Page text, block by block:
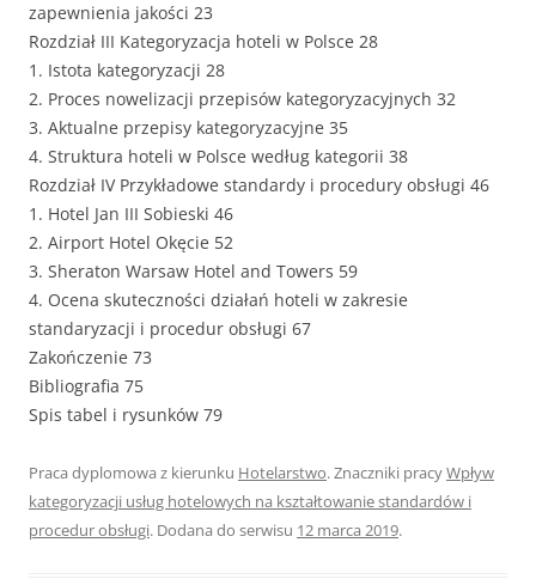
zapewnienia jakości 23
Rozdział III Kategoryzacja hoteli w Polsce 28
1. Istota kategoryzacji 28
2. Proces nowelizacji przepisów kategoryzacyjnych 32
3. Aktualne przepisy kategoryzacyjne 35
4. Struktura hoteli w Polsce według kategorii 38
Rozdział IV Przykładowe standardy i procedury obsługi 46
1. Hotel Jan III Sobieski 46
2. Airport Hotel Okęcie 52
3. Sheraton Warsaw Hotel and Towers 59
4. Ocena skuteczności działań hoteli w zakresie
standaryzacji i procedur obsługi 67
Zakończenie 73
Bibliografia 75
Spis tabel i rysunków 79
Praca dyplomowa z kierunku Hotelarstwo. Znaczniki pracyWpływ
kategoryzacji usług hotelowych na kształtowanie standardów i
procedur obsługi. Dodana do serwisu 12 marca 2019.